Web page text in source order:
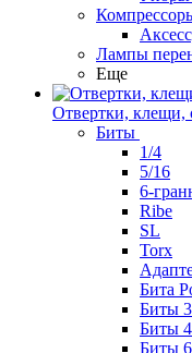
Лампы
Еще
Отвертки, клещи,
Биты
1/4
5/16
6-
Ribe
SL
Torx
Бита
Биты
Биты
Биты